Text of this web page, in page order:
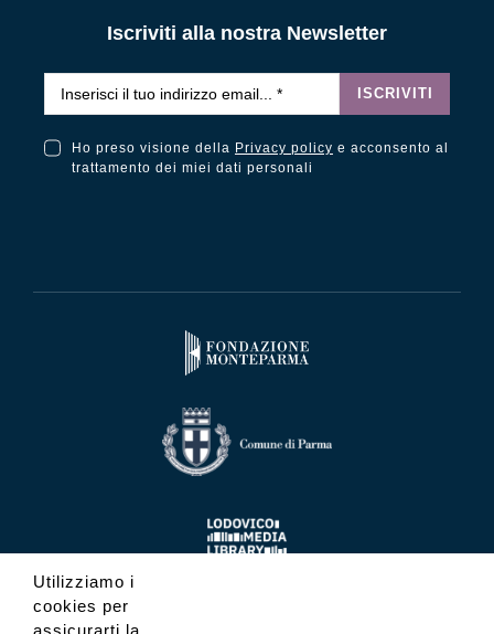
Iscriviti alla nostra Newsletter
ISCRIVITI
Ho preso visione della Privacy policy e acconsento al
trattamento dei miei dati personali
Utilizziamo i
cookies per
assicurarti la